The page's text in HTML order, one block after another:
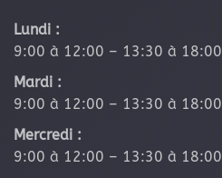
Lundi :
9:00 à 12:00 – 13:30 à 18:00
Mardi :
9:00 à 12:00 – 13:30 à 18:00
Mercredi :
9:00 à 12:00 – 13:30 à 18:00